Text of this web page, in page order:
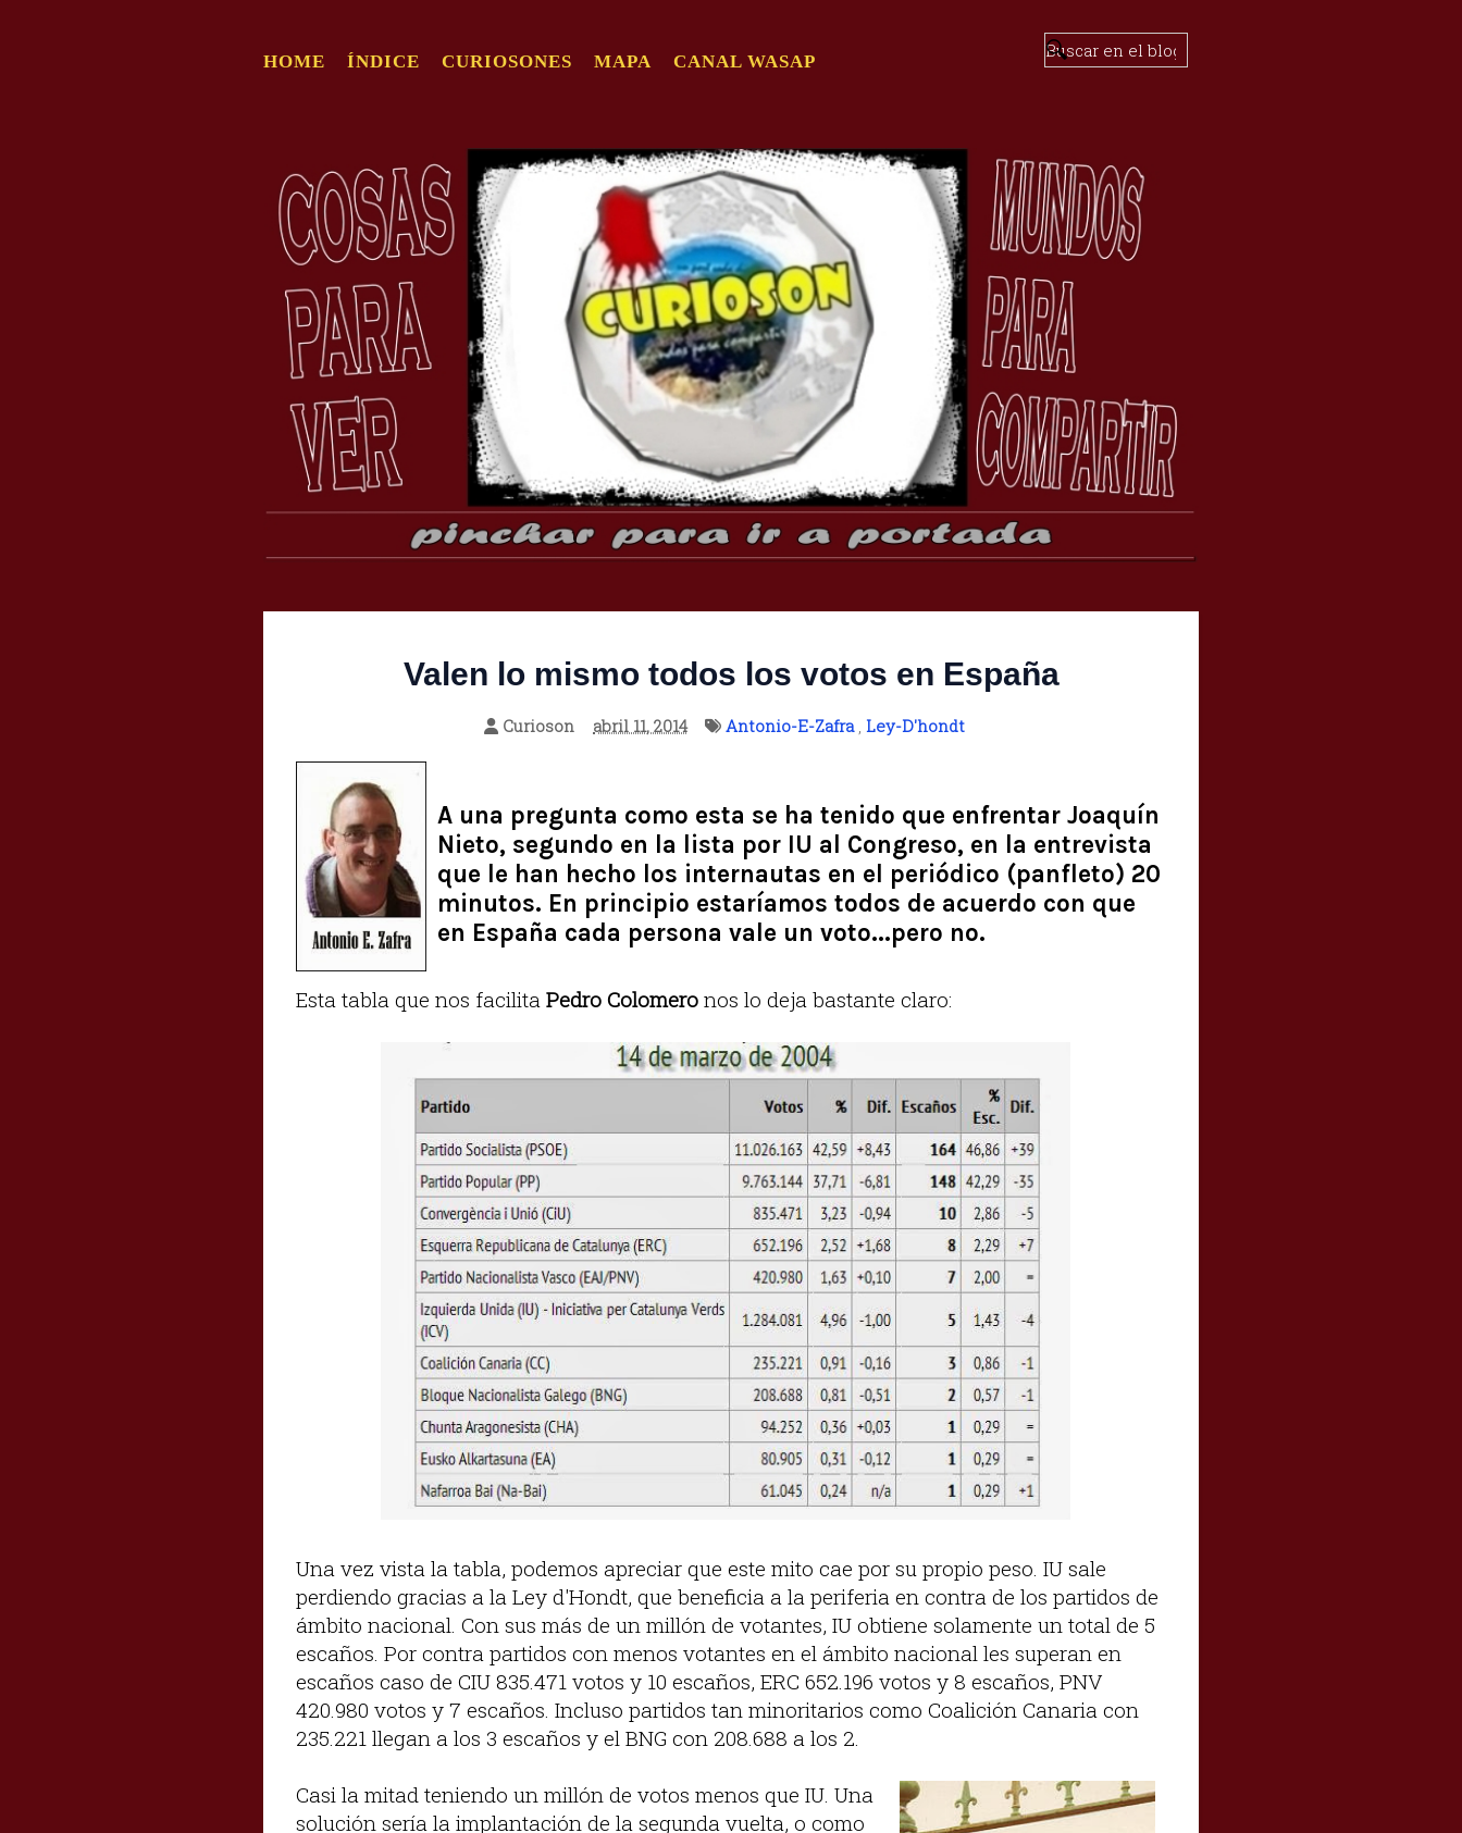
HOME ÍNDICE CURIOSONES MAPA CANAL WASAP
Valen lo mismo todos los votos en España
Curioson abril 11, 2014 Antonio-E-Zafra, Ley-D'hondt
A una pregunta como esta se ha tenido que enfrentar Joaquín
Nieto, segundo en la lista por IU al Congreso, en la entrevista
que le han hecho los internautas en el periódico (panfleto) 20
minutos. En principio estaríamos todos de acuerdo con que
en España cada persona vale un voto...pero no.
Esta tabla que nos facilita Pedro Colomero nos lo deja bastante claro:
Una vez vista la tabla, podemos apreciar que este mito cae por su propio peso. IU sale
perdiendo gracias a la Ley d'Hondt, que beneficia a la periferia en contra de los partidos de
ámbito nacional. Con sus más de un millón de votantes, IU obtiene solamente un total de 5
escaños. Por contra partidos con menos votantes en el ámbito nacional les superan en
escaños caso de CIU 835.471 votos y 10 escaños, ERC 652.196 votos y 8 escaños, PNV
420.980 votos y 7 escaños. Incluso partidos tan minoritarios como Coalición Canaria con
235.221 llegan a los 3 escaños y el BNG con 208.688 a los 2.
Casi la mitad teniendo un millón de votos menos que IU. Una
solución sería la implantación de la segunda vuelta, o como